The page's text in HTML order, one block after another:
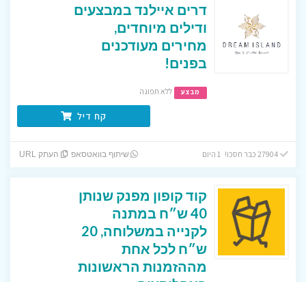
דרים איילנד במבצעים
ודילים מיוחדים,
מחירים מעודכנים
בפנים!
מבצע ללא תפוגה
קח דיל
27904 כבר חסכו! 1 היום שיתוף בוואטסאפ העתק URL
קוד קופון מפנק שנותן
40 ש״ח במתנה
לקנייה במשלוחה, 20
ש״ח לכל אחת
מההזמנות הראשונות